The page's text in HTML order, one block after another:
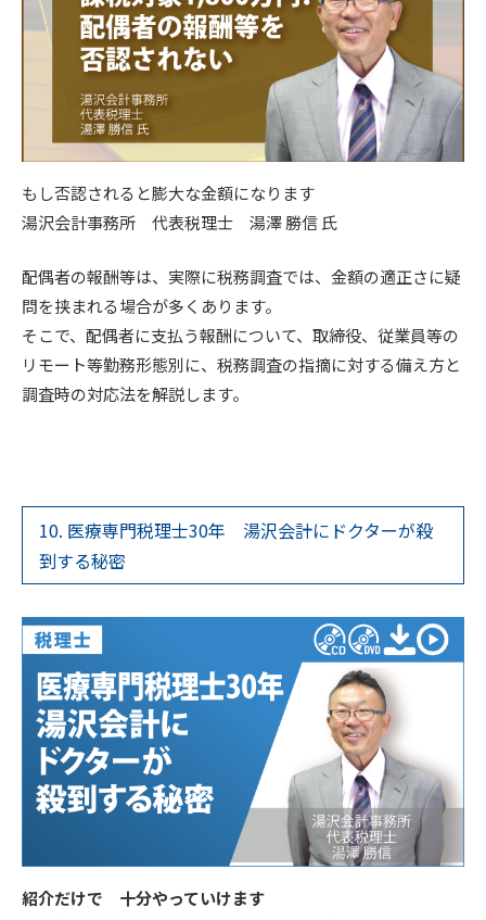
もし否認されると膨大な金額になります
湯沢会計事務所 代表税理士 湯澤 勝信 氏
配偶者の報酬等は、実際に税務調査では、金額の適正さに疑
問を挟まれる場合が多くあります。
そこで、配偶者に支払う報酬について、取締役、従業員等の
リモート等勤務形態別に、税務調査の指摘に対する備え方と
調査時の対応法を解説します。
10. 医療専門税理士30年 湯沢会計にドクターが殺
到する秘密
紹介だけで 十分やっていけます